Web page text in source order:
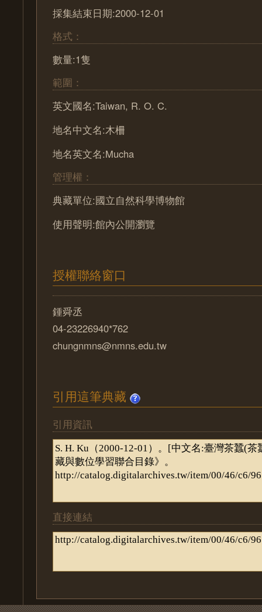
採集結束日期:2000-12-01
格式：
數量:1隻
範圍：
英文國名:Taiwan, R. O. C.
地名中文名:木柵
地名英文名:Mucha
管理權：
典藏單位:國立自然科學博物館
使用聲明:館內公開瀏覽
授權聯絡窗口
鍾舜丞
04-23226940*762
chungnmns@nmns.edu.tw
引用這筆典藏
引用資訊
直接連結